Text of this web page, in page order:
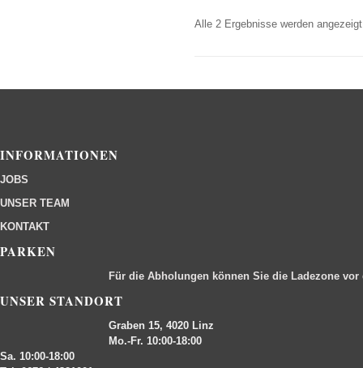
Alle 2 Ergebnisse werden angezeigt
INFORMATIONEN
JOBS
UNSER TEAM
KONTAKT
PARKEN
Für die Abholungen können Sie die Ladezone
UNSER STANDORT
Graben 15, 4020 Linz
Mo.-Fr. 10:00-18:00
Sa. 10:00-18:00